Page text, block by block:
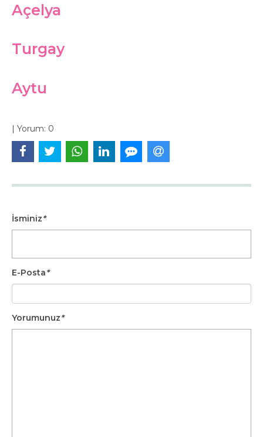
Açelya
Turgay
Aytu
| Yorum: 0
İsminiz*
E-Posta*
Yorumunuz*